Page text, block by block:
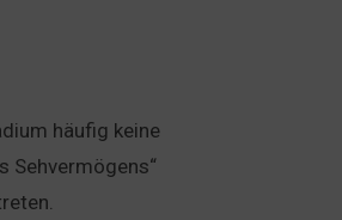
häufig keine
Sehvermögens“